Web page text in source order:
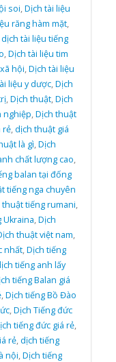
soi,Dịch tài liệu
răng hàm mặt,
dịch tài liệu tiếng
,Dịch tài liệu tim
hội,Dịch tài liệu
liệu y dược,Dịch
,Dịch thuật,Dịch
nghiệp,Dịch thuật
rẻ,dịch thuật giá
là gì,Dịch
chất lượng cao,
balan tại đống
tiếng nga chuyên
thuật tiếng rumani,
Ukraina,Dịch
thuật việt nam,
nhất,Dịch tiếng
tiếng anh lấy
tiếng Balan giá
,Dịch tiếng Bồ Đào
,Dịch Tiếng đức
tiếng đức giá rẻ,
rẻ,dịch tiếng
nội,Dịch tiếng